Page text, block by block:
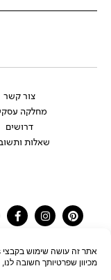
צור קשר
מחלקה
דרושים
שאלות
Pinterest
f